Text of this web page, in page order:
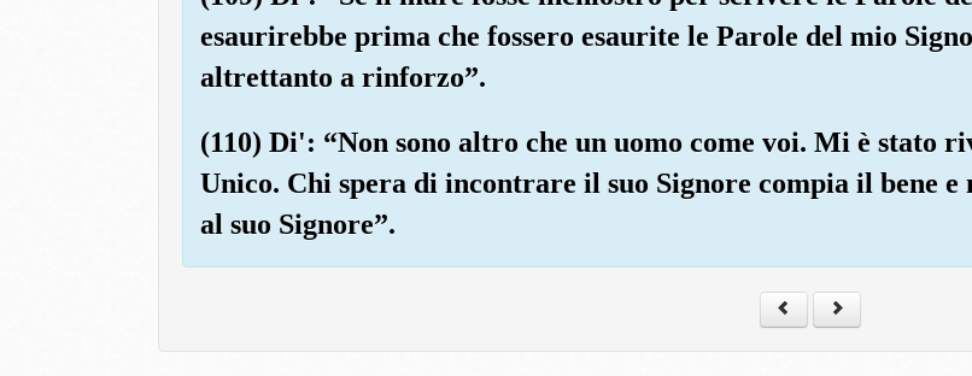
esaurirebbe prima che fossero esaurite le Parole del mio
altrettanto a rinforzo”.
(110) Di': “Non sono altro che un uomo come voi. Mi è stato
Unico. Chi spera di incontrare il suo Signore compia il bene e
al suo Signore”.